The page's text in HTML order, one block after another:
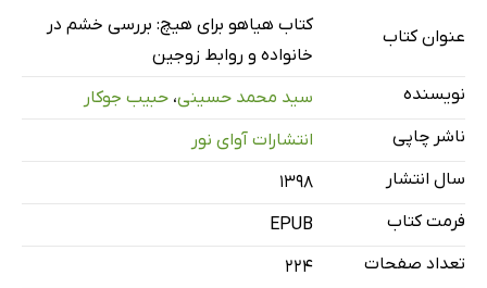
چند هیجان وجود دارد؟
فصل دوم: خشم چیست؟
خشم
تبدیل خشم به مشکل
افسانه‌هایی در مورد خشم
خشم و عصبانیت
علائم خشم
عنوان کتاب
کتاب هیاهو برای هیچ: بررسی خشم در
خانواده و روابط زوجین
نویسنده
سید محمد حسینی، حبیب جوکار
ناشر چاپی
انتشارات آوای نور
سال انتشار
۱۳۹۸
فرمت کتاب
EPUB
تعداد صفحات
224